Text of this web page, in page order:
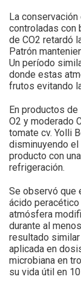
La
controladas con
de CO2 retardó
Patrón
Un período
donde estas
frutos evitando
En productos
O2 y moderado
tomate cv. Yolli
disminuyendo el
producto con
refrigeración.
Se observó que
ácido
atmósfera
durante al
resultado
aplicada en
microbiana en
su vida útil en